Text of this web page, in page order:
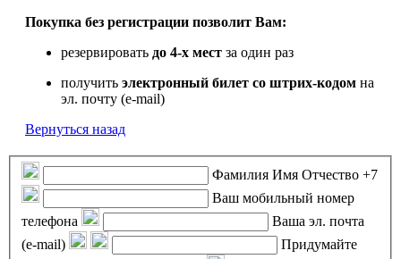
Покупка без регистрации позволит Вам:
резервировать до 4-х мест за один раз
получить электронный билет со штрих-кодом на
эл. почту (e-mail)
Вернуться назад
Фамилия Имя Отчество +7
Ваш мобильный номер
телефона
Ваша эл. почта
(e-mail)
Придумайте